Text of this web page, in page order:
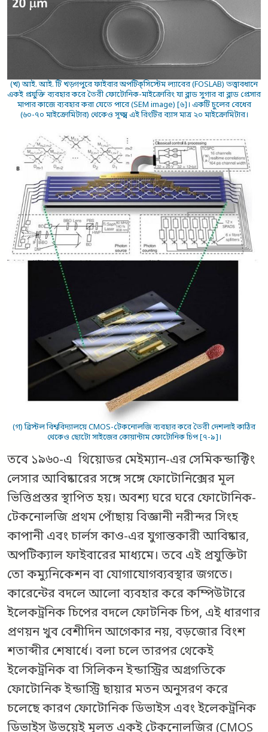
(খ) আই. আই. টি খড়্গপুরে ফাইবার অপটিক্‌সিস্টেম ল্যাবের (FOSLAB) তত্ত্বাবধানে
একই প্রযুক্তি ব্যবহার করে তৈরী ফোটোনিক-মাইক্রোরিং যা ব্লাড সুগার বা ব্লাড প্রেসার
মাপার কাজে ব্যবহার করা যেতে পারে (SEM image) [৬]। একটি চুলের বেধের
(৬০-৭০ মাইক্রোমিটার) থেকেও সূক্ষ্ম এই রিংটির ব্যাস মাত্র ২০ মাইক্রোমিটার।
(গ) ব্রিস্টল বিশ্ববিদ্যালয়ে CMOS-টেকনোলজি ব্যবহার করে তৈরী দেশলাই কাঠির
থেকেও ছোটো সাইজের কোয়ান্টাম ফোটোনিক চিপ [৭-৯]।
তবে ১৯৬০-এ থিয়োডর মেইম্যান-এর সেমিকন্ডাক্টিং
লেসার আবিষ্কারের সঙ্গে সঙ্গে ফোটোনিক্সের মূল
ভিত্তিপ্রস্তর স্থাপিত হয়। অবশ্য ঘরে ঘরে ফোটোনিক-
টেকনোলজি প্রথম পোঁছায় বিজ্ঞানী নরীন্দর সিংহ
কাপানী এবং চার্লস কাও-এর যুগান্তকারী আবিষ্কার,
অপটিক্যাল ফাইবারের মাধ্যমে। তবে এই প্রযুক্তিটা
তো কম্যুনিকেশন বা যোগাযোগব্যবস্থার জগতে।
কারেন্টের বদলে আলো ব্যবহার করে কম্পিউটারে
ইলেকট্রনিক চিপের বদলে ফোটনিক চিপ, এই ধারণার
প্রণয়ন খুব বেশীদিন আগেকার নয়, বড়জোর বিংশ
শতাব্দীর শেষার্ধে। বলা চলে তারপর থেকেই
ইলেকট্রনিক বা সিলিকন ইন্ডাস্ট্রির অগ্রগতিকে
ফোটোনিক ইন্ডাস্ট্রি ছায়ার মতন অনুসরণ করে
চলেছে কারণ ফোটোনিক ডিভাইস এবং ইলেকট্রনিক
ডিভাইস উভয়েই মূলত একই টেকনোলজির (CMOS